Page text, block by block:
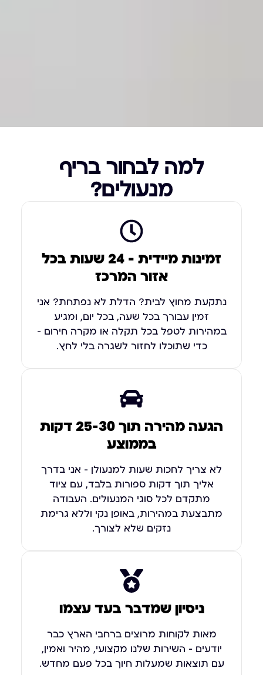
למה לבחור בריף
מנעולים?
זמינות מיידית – 24 שעות בכל
אזור המרכז
נתקעת מחוץ לבית? הדלת לא נפתחת? אני
זמין עבורך בכל שעה, בכל יום, ומגיע
במהירות לטפל בכל תקלה או מקרה חירום –
כדי שתוכלו לחזור לשגרה בלי לחץ.
הגעה מהירה תוך 25-30 דקות
בממוצע
לא צריך לחכות שעות למנעולן – אני בדרך
אליך תוך דקות ספורות בלבד, עם ציוד
מתקדם לכל סוגי המנעולים. העבודה
מתבצעת במהירות, באופן נקי וללא גרימת
נזקים שלא לצורך.
ניסיון שמדבר בעד עצמו
מאות לקוחות מרוצים ברחבי הארץ כבר
יודעים – השירות שלנו מקצועי, מהיר ואמין,
עם תוצאות שמעלות חיוך בכל פעם מחדש.